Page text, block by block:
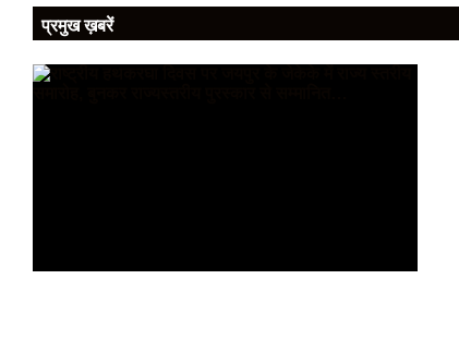
प्रमुख ख़बरें